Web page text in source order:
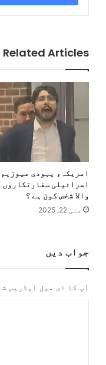
Related Articles
اسرائیلی
والا شخص کون ہے ؟
مئی 22, 2025
جواب دیں
آپ کا ای میل ایڈریس